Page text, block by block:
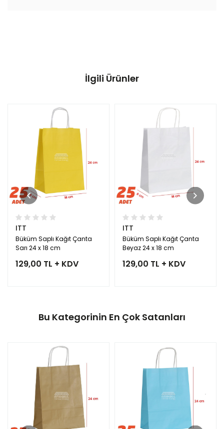
İlgili Ürünler
ITT
Büküm Saplı Kağıt Çanta
Sarı 24 x 18 cm
129,00 TL + KDV
ITT
Büküm Saplı Kağıt Çanta
Beyaz 24 x 18 cm
129,00 TL + KDV
Bu Kategorinin En Çok Satanları